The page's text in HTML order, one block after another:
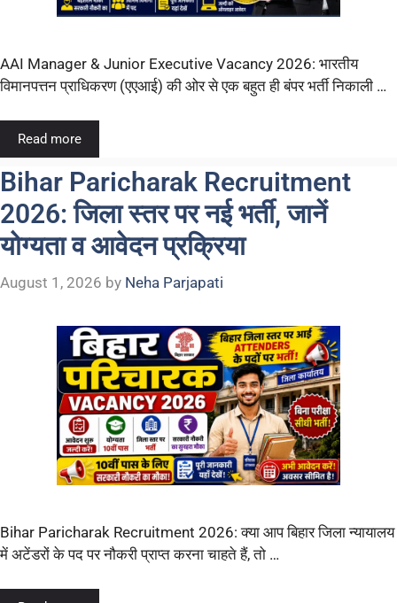
AAI Manager & Junior Executive Vacancy 2026: भारतीय
विमानपत्तन प्राधिकरण (एएआई) की ओर से एक बहुत ही बंपर भर्ती निकाली …
Read more
Bihar Paricharak Recruitment
2026: जिला स्तर पर नई भर्ती, जानें
योग्यता व आवेदन प्रक्रिया
August 1, 2026 by Neha Parjapati
Bihar Paricharak Recruitment 2026: क्या आप बिहार जिला न्यायालय
में अटेंडरों के पद पर नौकरी प्राप्त करना चाहते हैं, तो …